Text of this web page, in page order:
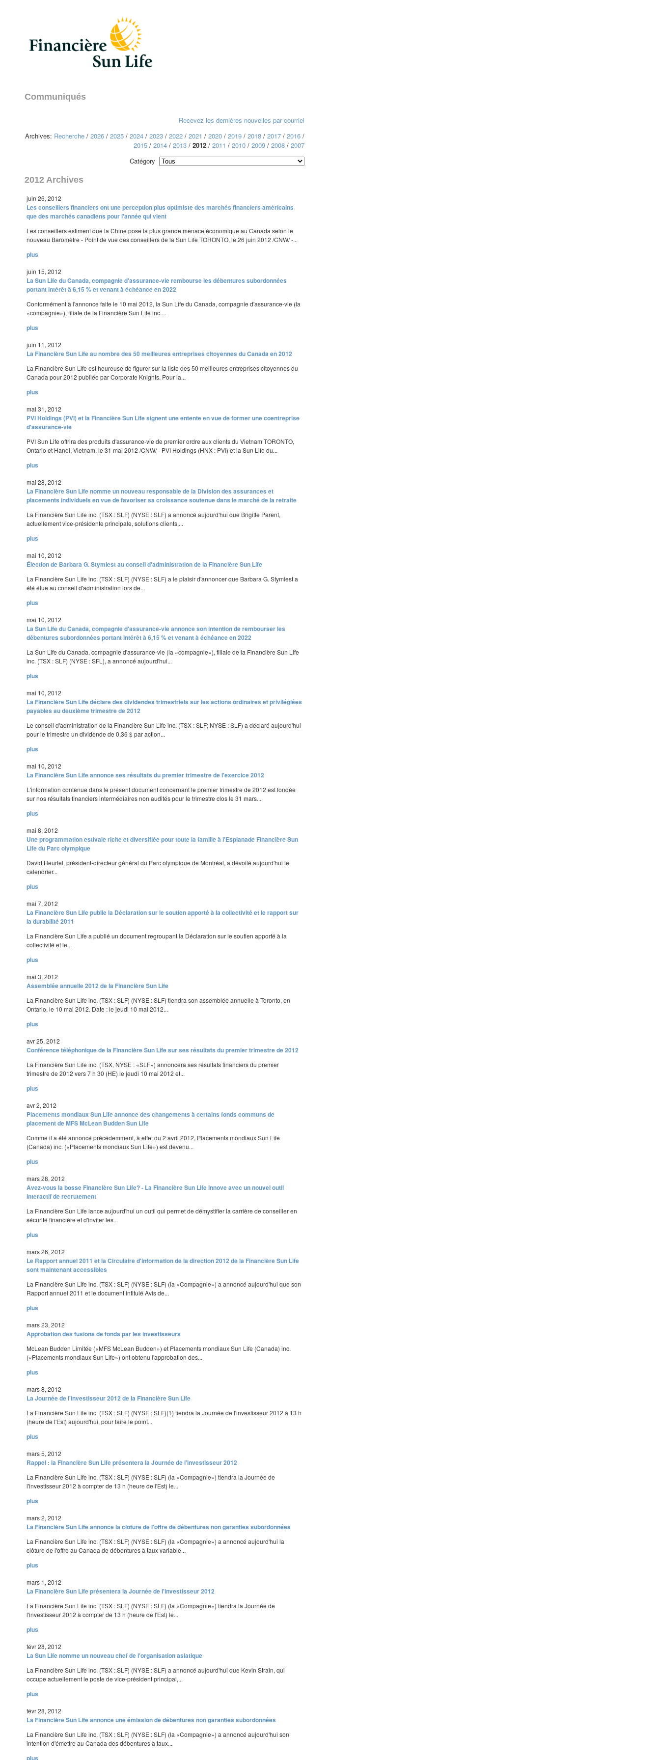
Communiqués
Recevez les dernières nouvelles par courriel
Archives: Recherche / 2026 / 2025 / 2024 / 2023 / 2022 / 2021 / 2020 / 2019 / 2018 / 2017 / 2016 /
2015 / 2014 / 2013 / 2012 / 2011 / 2010 / 2009 / 2008 / 2007
Catégory
2012 Archives
juin 26, 2012
Les conseillers financiers ont une perception plus optimiste des marchés financiers américains
que des marchés canadiens pour l'année qui vient
Les conseillers estiment que la Chine pose la plus grande menace économique au Canada selon le
nouveau Baromètre - Point de vue des conseillers de la Sun Life TORONTO, le 26 juin 2012 /CNW/ -...
plus
juin 15, 2012
La Sun Life du Canada, compagnie d'assurance-vie rembourse les débentures subordonnées
portant intérêt à 6,15 % et venant à échéance en 2022
Conformément à l'annonce faite le 10 mai 2012, la Sun Life du Canada, compagnie d'assurance-vie (la
«compagnie»), filiale de la Financière Sun Life inc....
plus
juin 11, 2012
La Financière Sun Life au nombre des 50 meilleures entreprises citoyennes du Canada en 2012
La Financière Sun Life est heureuse de figurer sur la liste des 50 meilleures entreprises citoyennes du
Canada pour 2012 publiée par Corporate Knights. Pour la...
plus
mai 31, 2012
PVI Holdings (PVI) et la Financière Sun Life signent une entente en vue de former une coentreprise
d'assurance-vie
PVI Sun Life offrira des produits d'assurance-vie de premier ordre aux clients du Vietnam TORONTO,
Ontario et Hanoi, Vietnam, le 31 mai 2012 /CNW/ - PVI Holdings (HNX : PVI) et la Sun Life du...
plus
mai 28, 2012
La Financière Sun Life nomme un nouveau responsable de la Division des assurances et
placements individuels en vue de favoriser sa croissance soutenue dans le marché de la retraite
La Financière Sun Life inc. (TSX : SLF) (NYSE : SLF) a annoncé aujourd'hui que Brigitte Parent,
actuellement vice-présidente principale, solutions clients,...
plus
mai 10, 2012
Élection de Barbara G. Stymiest au conseil d'administration de la Financière Sun Life
La Financière Sun Life inc. (TSX : SLF) (NYSE : SLF) a le plaisir d'annoncer que Barbara G. Stymiest a
été élue au conseil d'administration lors de...
plus
mai 10, 2012
La Sun Life du Canada, compagnie d'assurance-vie annonce son intention de rembourser les
débentures subordonnées portant intérêt à 6,15 % et venant à échéance en 2022
La Sun Life du Canada, compagnie d'assurance-vie (la «compagnie»), filiale de la Financière Sun Life
inc. (TSX : SLF) (NYSE : SFL), a annoncé aujourd'hui...
plus
mai 10, 2012
La Financière Sun Life déclare des dividendes trimestriels sur les actions ordinaires et privilégiées
payables au deuxième trimestre de 2012
Le conseil d'administration de la Financière Sun Life inc. (TSX : SLF; NYSE : SLF) a déclaré aujourd'hui
pour le trimestre un dividende de 0,36 $ par action...
plus
mai 10, 2012
La Financière Sun Life annonce ses résultats du premier trimestre de l'exercice 2012
L'information contenue dans le présent document concernant le premier trimestre de 2012 est fondée
sur nos résultats financiers intermédiaires non audités pour le trimestre clos le 31 mars...
plus
mai 8, 2012
Une programmation estivale riche et diversifiée pour toute la famille à l'Esplanade Financière Sun
Life du Parc olympique
David Heurtel, président-directeur général du Parc olympique de Montréal, a dévoilé aujourd'hui le
calendrier...
plus
mai 7, 2012
La Financière Sun Life publie la Déclaration sur le soutien apporté à la collectivité et le rapport sur
la durabilité 2011
La Financière Sun Life a publié un document regroupant la Déclaration sur le soutien apporté à la
collectivité et le...
plus
mai 3, 2012
Assemblée annuelle 2012 de la Financière Sun Life
La Financière Sun Life inc. (TSX : SLF) (NYSE : SLF) tiendra son assemblée annuelle à Toronto, en
Ontario, le 10 mai 2012. Date : le jeudi 10 mai 2012...
plus
avr 25, 2012
Conférence téléphonique de la Financière Sun Life sur ses résultats du premier trimestre de 2012
La Financière Sun Life inc. (TSX, NYSE : «SLF») annoncera ses résultats financiers du premier
trimestre de 2012 vers 7 h 30 (HE) le jeudi 10 mai 2012 et...
plus
avr 2, 2012
Placements mondiaux Sun Life annonce des changements à certains fonds communs de
placement de MFS McLean Budden Sun Life
Comme il a été annoncé précédemment, à effet du 2 avril 2012, Placements mondiaux Sun Life
(Canada) inc. («Placements mondiaux Sun Life») est devenu...
plus
mars 28, 2012
Avez-vous la bosse Financière Sun Life? - La Financière Sun Life innove avec un nouvel outil
interactif de recrutement
La Financière Sun Life lance aujourd'hui un outil qui permet de démystifier la carrière de conseiller en
sécurité financière et d'inviter les...
plus
mars 26, 2012
Le Rapport annuel 2011 et la Circulaire d'information de la direction 2012 de la Financière Sun Life
sont maintenant accessibles
La Financière Sun Life inc. (TSX : SLF) (NYSE : SLF) (la «Compagnie») a annoncé aujourd'hui que son
Rapport annuel 2011 et le document intitulé Avis de...
plus
mars 23, 2012
Approbation des fusions de fonds par les investisseurs
McLean Budden Limitée («MFS McLean Budden») et Placements mondiaux Sun Life (Canada) inc.
(«Placements mondiaux Sun Life») ont obtenu l'approbation des...
plus
mars 8, 2012
La Journée de l'investisseur 2012 de la Financière Sun Life
La Financière Sun Life inc. (TSX : SLF) (NYSE : SLF)(1) tiendra la Journée de l'investisseur 2012 à 13 h
(heure de l'Est) aujourd'hui, pour faire le point...
plus
mars 5, 2012
Rappel : la Financière Sun Life présentera la Journée de l'investisseur 2012
La Financière Sun Life inc. (TSX : SLF) (NYSE : SLF) (la «Compagnie») tiendra la Journée de
l'investisseur 2012 à compter de 13 h (heure de l'Est) le...
plus
mars 2, 2012
La Financière Sun Life annonce la clôture de l'offre de débentures non garanties subordonnées
La Financière Sun Life inc. (TSX : SLF) (NYSE : SLF) (la «Compagnie») a annoncé aujourd'hui la
clôture de l'offre au Canada de débentures à taux variable...
plus
mars 1, 2012
La Financière Sun Life présentera la Journée de l'investisseur 2012
La Financière Sun Life inc. (TSX : SLF) (NYSE : SLF) (la «Compagnie») tiendra la Journée de
l'investisseur 2012 à compter de 13 h (heure de l'Est) le...
plus
févr 28, 2012
La Sun Life nomme un nouveau chef de l'organisation asiatique
La Financière Sun Life inc. (TSX : SLF) (NYSE : SLF) a annoncé aujourd'hui que Kevin Strain, qui
occupe actuellement le poste de vice-président principal,...
plus
févr 28, 2012
La Financière Sun Life annonce une émission de débentures non garanties subordonnées
La Financière Sun Life inc. (TSX : SLF) (NYSE : SLF) (la «Compagnie») a annoncé aujourd'hui son
intention d'émettre au Canada des débentures à taux...
plus